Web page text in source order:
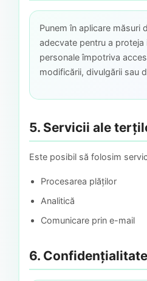
Punem în aplicare măsuri
adecvate pentru a proteja
personale împotriva
modificării, divulgării sau
5. Servicii ale
Este posibil să folosim
Procesarea plăților
Analitică
Comunicare prin e-mail
6.